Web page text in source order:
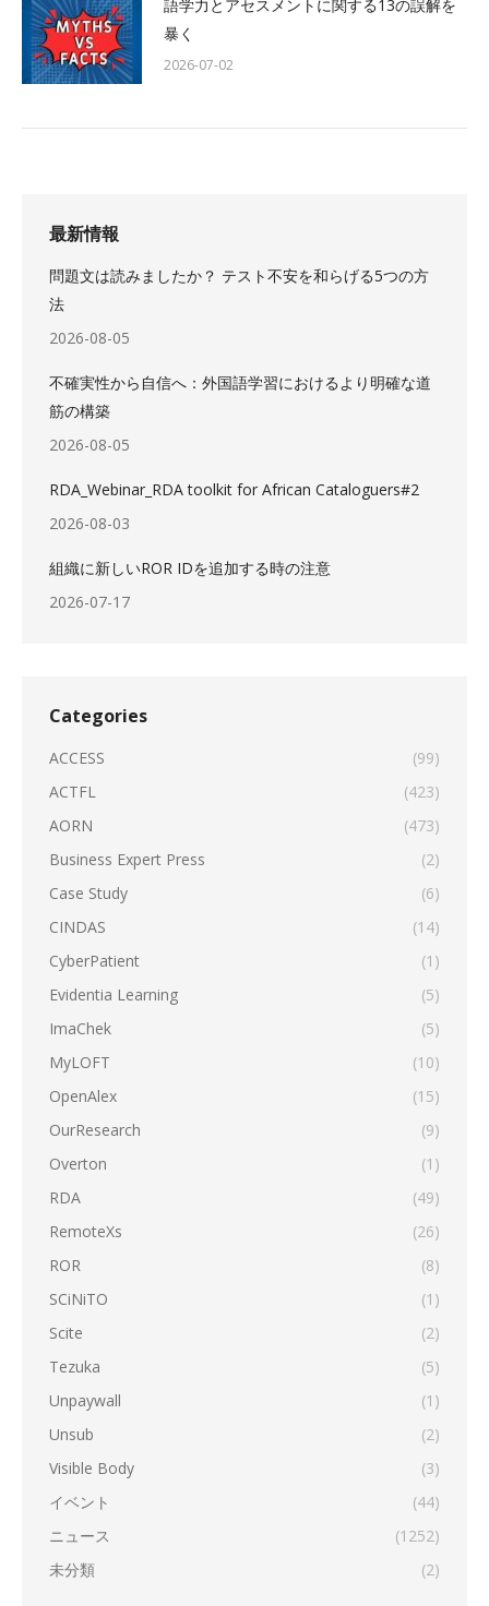
語学力とアセスメントに関する13の誤解を
暴く
2026-07-02
最新情報
問題文は読みましたか？ テスト不安を和らげる5つの方
法
2026-08-05
不確実性から自信へ：外国語学習におけるより明確な道
筋の構築
2026-08-05
RDA_Webinar_RDA toolkit for African Cataloguers#2
2026-08-03
組織に新しいROR IDを追加する時の注意
2026-07-17
Categories
ACCESS
(99)
ACTFL
(423)
AORN
(473)
Business Expert Press
(2)
Case Study
(6)
CINDAS
(14)
CyberPatient
(1)
Evidentia Learning
(5)
ImaChek
(5)
MyLOFT
(10)
OpenAlex
(15)
OurResearch
(9)
Overton
(1)
RDA
(49)
RemoteXs
(26)
ROR
(8)
SCiNiTO
(1)
Scite
(2)
Tezuka
(5)
Unpaywall
(1)
Unsub
(2)
Visible Body
(3)
イベント
(44)
ニュース
(1252)
未分類
(2)